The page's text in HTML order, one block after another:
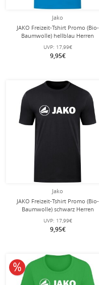
Jako
JAKO Freizeit-Tshirt Promo (Bio-
Baumwolle) hellblau Herren
UVP: 17,99€
9,95€
Jako
JAKO Freizeit-Tshirt Promo (Bio-
Baumwolle) schwarz Herren
UVP: 17,99€
9,95€
10% reduziert